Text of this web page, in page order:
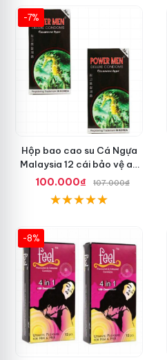
-7%
Hộp bao cao su Cá Ngựa
Malaysia 12 cái bảo vệ an
toàn tuyệt đối
100.000₫ 107.000₫
-8%